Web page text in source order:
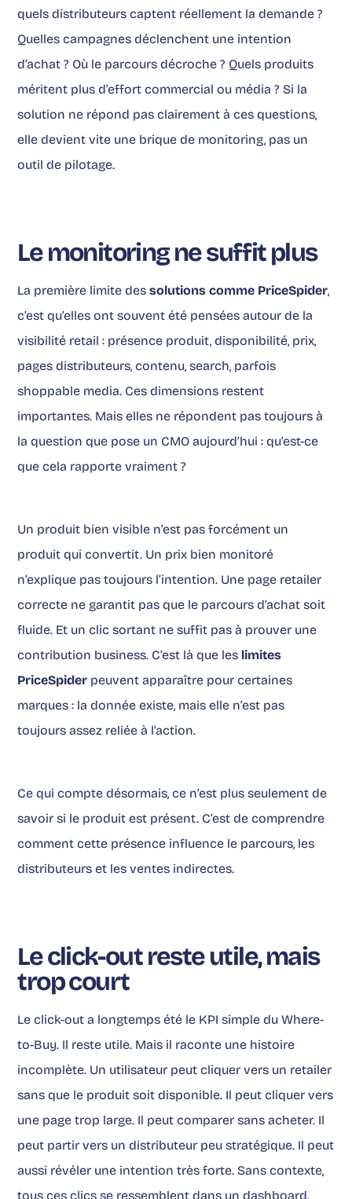
quels distributeurs captent réellement la demande ?
Quelles campagnes déclenchent une intention
d’achat ? Où le parcours décroche ? Quels produits
méritent plus d’effort commercial ou média ? Si la
solution ne répond pas clairement à ces questions,
elle devient vite une brique de monitoring, pas un
outil de pilotage.
Le monitoring ne suffit plus
La première limite dessolutions comme PriceSpider,
c’est qu’elles ont souvent été pensées autour de la
visibilité retail : présence produit, disponibilité, prix,
pages distributeurs, contenu, search, parfois
shoppable media. Ces dimensions restent
importantes. Mais elles ne répondent pas toujours à
la question que pose un CMO aujourd’hui : qu’est-ce
que cela rapporte vraiment ?
Un produit bien visible n’est pas forcément un
produit qui convertit. Un prix bien monitoré
n’explique pas toujours l’intention. Une page retailer
correcte ne garantit pas que le parcours d’achat soit
fluide. Et un clic sortant ne suffit pas à prouver une
contribution business. C’est là que les limites
PriceSpider peuvent apparaître pour certaines
marques : la donnée existe, mais elle n’est pas
toujours assez reliée à l’action.
Ce qui compte désormais, ce n’est plus seulement de
savoir si le produit est présent. C’est de comprendre
comment cette présence influence le parcours, les
distributeurs et les ventes indirectes.
Le click-out reste utile, mais
trop court
Le click-out a longtemps été le KPI simple du Where-
to-Buy. Il reste utile. Mais il raconte une histoire
incomplète. Un utilisateur peut cliquer vers un retailer
sans que le produit soit disponible. Il peut cliquer vers
une page trop large. Il peut comparer sans acheter. Il
peut partir vers un distributeur peu stratégique. Il peut
aussi révéler une intention très forte. Sans contexte,
tous ces clics se ressemblent dans un dashboard.